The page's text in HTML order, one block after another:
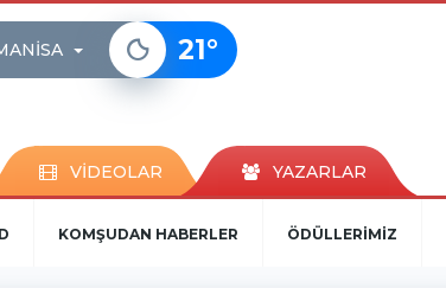
21°
VİDEOLAR YAZARLAR
KOMŞUDAN HABERLER ÖDÜLLERİMİZ